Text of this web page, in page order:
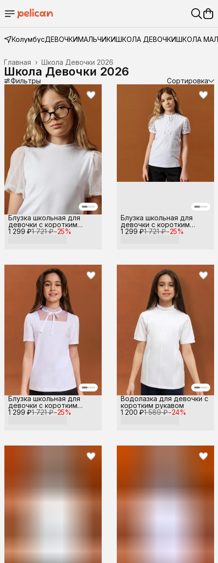
КолумбусДЕВОЧКИМАЛЬЧИКИШКОЛА ДЕВОЧКИШКОЛА
Школа Девочки 2026
Главная ›
Школа Девочки 2026
Фильтры Сортировка
1 299 ₽1 721 ₽−25%
Блузка школьная для
девочки с коротким
рукавом
1 299 ₽1 721 ₽−25%
Блузка школьная для
девочки с коротким
рукавом
1 299 ₽1 721 ₽−25%
Блузка школьная для
девочки с коротким
рукавом
1 200 ₽1 589 ₽−24%
Водолазка для девочки с
коротким рукавом